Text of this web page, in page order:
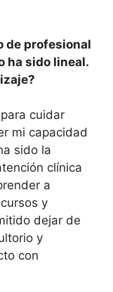
de profesional
ha sido lineal.
cuidar
mi capacidad
sido la
clínica
a
y
dejar de
y
con